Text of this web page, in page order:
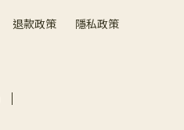
退款政策
隱私政策